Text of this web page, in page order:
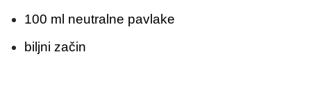
100 ml neutralne pavlake
biljni začin